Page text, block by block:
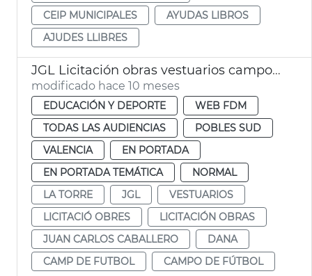
CEIP MUNICIPALES
AYUDAS LIBROS
AJUDES LLIBRES
JGL Licitación obras vestuarios campo fútbol La Torre
modificado hace 10 meses
EDUCACIÓN Y DEPORTE
WEB FDM
TODAS LAS AUDIENCIAS
POBLES SUD
VALENCIA
EN PORTADA
EN PORTADA TEMÁTICA
NORMAL
LA TORRE
JGL
VESTUARIOS
LICITACIÓ OBRES
LICITACIÓN OBRAS
JUAN CARLOS CABALLERO
DANA
CAMP DE FUTBOL
CAMPO DE FÚTBOL